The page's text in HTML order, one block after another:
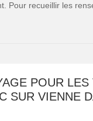
Pour recueillir les
POUR LES
SUR VIENNE